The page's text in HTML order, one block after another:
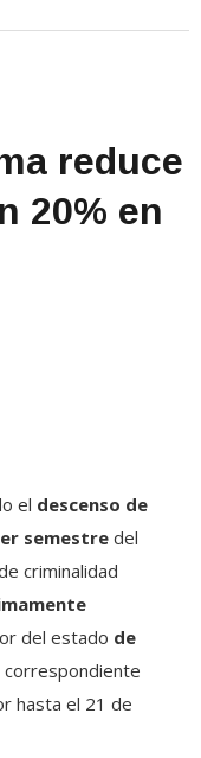
reduce
20% en
el descenso de
semestre del
criminalidad
del estado de
hasta el 21 de